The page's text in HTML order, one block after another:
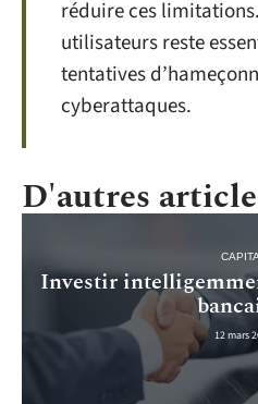
réduire ces
utilisateurs reste
tentatives
cyberattaques.
D'autres
Investir
12 mars